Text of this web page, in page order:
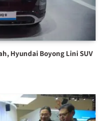
Hyundai Boyong Lini SUV